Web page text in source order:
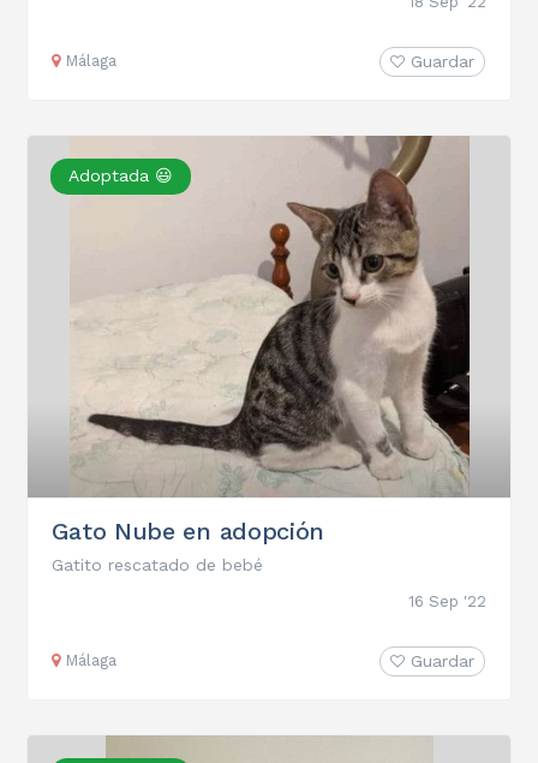
Málaga Guardar
Adoptada 😃
Gato Nube en adopción
Gatito rescatado de bebé
16 Sep '22
Málaga Guardar